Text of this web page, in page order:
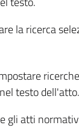
la ricerca
testo dell'atto.
gli atti